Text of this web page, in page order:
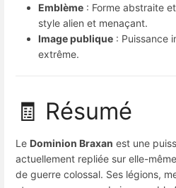
Emblème : Forme abstraite
style alien et menaçant.
Image publique : Puissance
extrême.
🧾 Résumé
Le Dominion Braxan est une
actuellement repliée sur elle-
de guerre colossal. Ses légions,